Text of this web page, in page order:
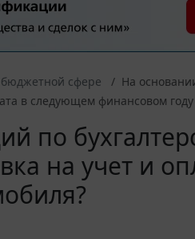
бюджетной сфере
На
в следующем финансовом
по
на учет и